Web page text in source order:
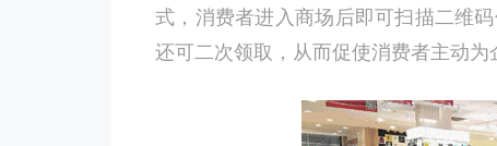
式，消费者进入商场后即可扫描二维
还可二次领取，从而促使消费者主动为